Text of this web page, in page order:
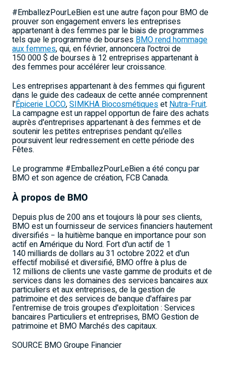
#EmballezPourLeBien est une autre façon pour BMO de
prouver son engagement envers les entreprises
appartenant à des femmes par le biais de programmes
tels que le programme de boursesBMO rend hommage
aux femmes, qui, en février, annoncera l'octroi de
150 000 $ de bourses à 12 entreprises appartenant à
des femmes pour accélérer leur croissance.
Les entreprises appartenant à des femmes qui figurent
dans le guide des cadeaux de cette année comprennent
l'Épicerie LOCO,SIMKHA BiocosmétiquesetNutra-Fruit.
La campagne est un rappel opportun de faire des achats
auprès d'entreprises appartenant à des femmes et de
soutenir les petites entreprises pendant qu'elles
poursuivent leur redressement en cette période des
Fêtes.
Le programme #EmballezPourLeBien a été conçu par
BMO et son agence de création, FCB Canada.
À propos de BMO
Depuis plus de 200 ans et toujours là pour ses clients,
BMO est un fournisseur de services financiers hautement
diversifiés − la huitième banque en importance pour son
actif en Amérique du Nord. Fort d'un actif de 1
140 milliards de dollars au 31 octobre 2022 et d'un
effectif mobilisé et diversifié, BMO offre à plus de
12 millions de clients une vaste gamme de produits et de
services dans les domaines des services bancaires aux
particuliers et aux entreprises, de la gestion de
patrimoine et des services de banque d'affaires par
l'entremise de trois groupes d'exploitation : Services
bancaires Particuliers et entreprises, BMO Gestion de
patrimoine et BMO Marchés des capitaux.
SOURCE BMO Groupe Financier